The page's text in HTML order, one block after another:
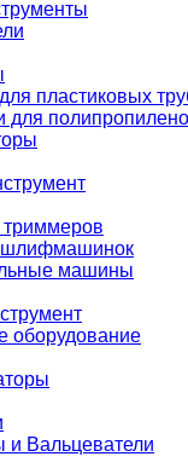
пластиковых
для
триммеров
шлифмашинок
машины
оборудование
и Вальцеватели